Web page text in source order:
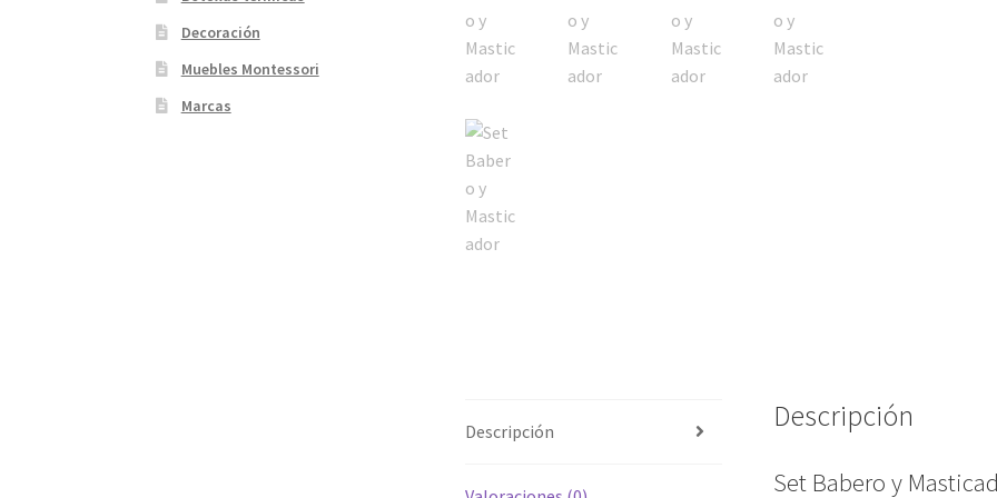
Descripción Descripción
Set Babero y
Decoración
Muebles Montessori
Marcas